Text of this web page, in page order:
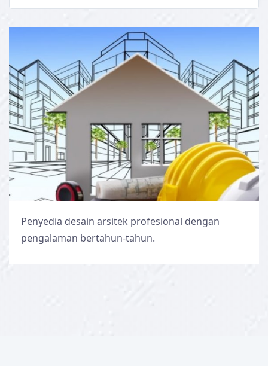
Penyedia desain arsitek profesional dengan
pengalaman bertahun-tahun.